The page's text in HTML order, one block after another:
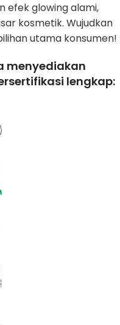
efek glowing alami,
kosmetik. Wujudkan
utama konsumen!
menyediakan
lengkap: